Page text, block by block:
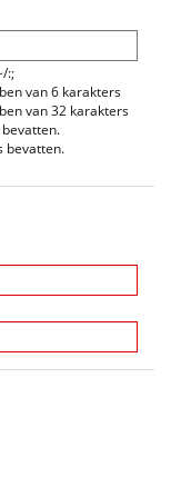
:;
van 6 karakters
van 32 karakters
bevatten.